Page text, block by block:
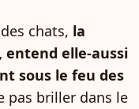
chats, la
elle-aussi
sous le feu des
pas briller dans le